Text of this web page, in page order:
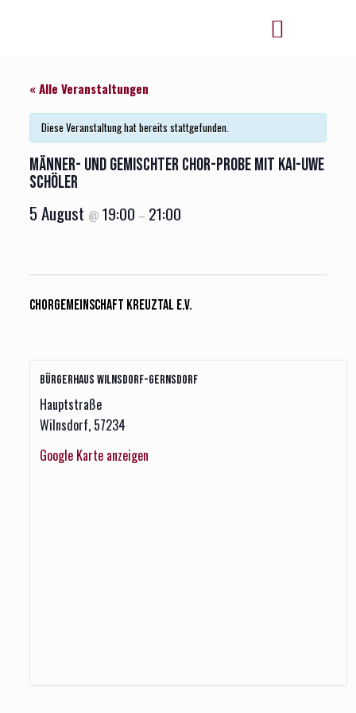
« Alle Veranstaltungen
Diese Veranstaltung hat bereits stattgefunden.
Männer- und gemischter Chor-Probe mit Kai-Uwe
Schöler
5 August @ 19:00 – 21:00
Chorgemeinschaft Kreuztal e.V.
Bürgerhaus Wilnsdorf-Gernsdorf
Hauptstraße
Wilnsdorf, 57234
Google Karte anzeigen